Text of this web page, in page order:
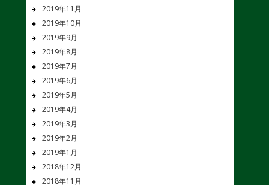
2019年11月
2019年10月
2019年9月
2019年8月
2019年7月
2019年6月
2019年5月
2019年4月
2019年3月
2019年2月
2019年1月
2018年12月
2018年11月